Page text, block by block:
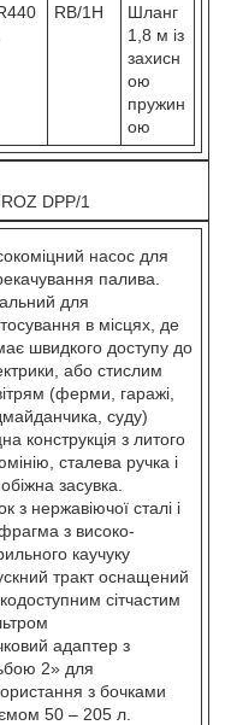
RB/1H
Шланг
1,8 м із
захисн
ою
пружин
ою
DPP/1
насос для
палива.
для
в місцях, де
швидкого доступу до
або стислим
(ферми, гаражі,
суду)
конструкція з литого
сталева ручка і
засувка.
з нержавіючої сталі і
з високо-
каучуку
тракт оснащений
сітчастим
адаптер з
2» для
з бочками
50 – 205 л.